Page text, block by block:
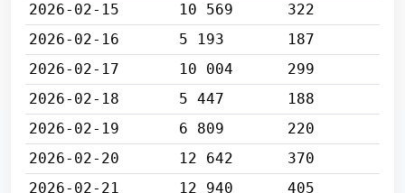
2026-02-15
10 569
322
2026-02-16
5 193
187
2026-02-17
10 004
299
2026-02-18
5 447
188
2026-02-19
6 809
220
2026-02-20
12 642
370
2026-02-21
12 940
405